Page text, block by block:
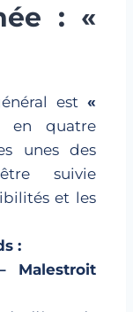
: «
est «
en quatre
unes des
suivie
et les
:
Malestroit